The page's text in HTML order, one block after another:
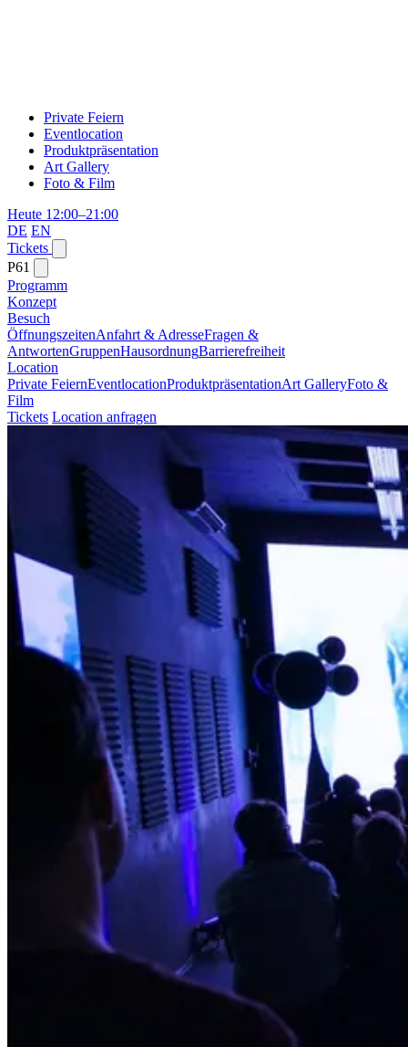
Private Feiern
Eventlocation
Produktpräsentation
Art Gallery
Foto & Film
Heute 12:00–21:00
DE EN
Tickets
P61
Programm
Konzept
Besuch
ÖffnungszeitenAnfahrt & AdresseFragen &
AntwortenGruppenHausordnungBarrierefreiheit
Location
Private FeiernEventlocationProduktpräsentationArt GalleryFoto &
Film
Tickets Location anfragen